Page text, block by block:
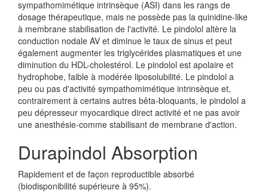
sympathomimétique intrinsèque (ASI) dans les rangs de
dosage thérapeutique, mais ne possède pas la quinidine-like
à membrane stabilisation de l'activité. Le pindolol altère la
conduction nodale AV et diminue le taux de sinus et peut
également augmenter les triglycérides plasmatiques et une
diminution du HDL-cholestérol. Le pindolol est apolaire et
hydrophobe, faible à modérée liposolubilité. Le pindolol a
peu ou pas d'activité sympathomimétique intrinsèque et,
contrairement à certains autres bêta-bloquants, le pindolol a
peu dépresseur myocardique direct activité et ne pas avoir
une anesthésie-comme stabilisant de membrane d'action.
Durapindol Absorption
Rapidement et de façon reproductible absorbé
(biodisponibilité supérieure à 95%).